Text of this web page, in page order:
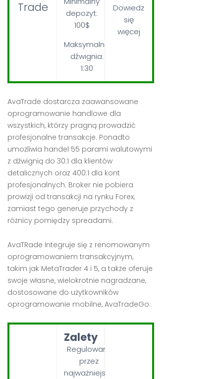
Trade
depozyt:
100$
Maksymalna
dźwignia:
1:30
Dowiedz
się
więcej
AvaTrade dostarcza zaawansowane
oprogramowanie handlowe dla
wszystkich, którzy pragną prowadzić
profesjonalne transakcje. Ponadto
umożliwia handel 55 parami walutowymi
z dźwignią do 30:1 dla klientów
detalicznych oraz 400:1 dla kont
profesjonalnych. Broker nie pobiera
prowizji od transakcji na rynku Forex;
zamiast tego generuje przychody z
różnicy pomiędzy spreadami.
AvaTRade Integruje się z renomowanym
oprogramowaniem transakcyjnym,
takim jak MetaTrader 4 i 5, a także oferuje
swoje własne, wielokrotnie nagradzane,
dostosowane do użytkowników
oprogramowanie mobilne, AvaTradeGo.
Zalety
Regulowany
przez
najważniejsze